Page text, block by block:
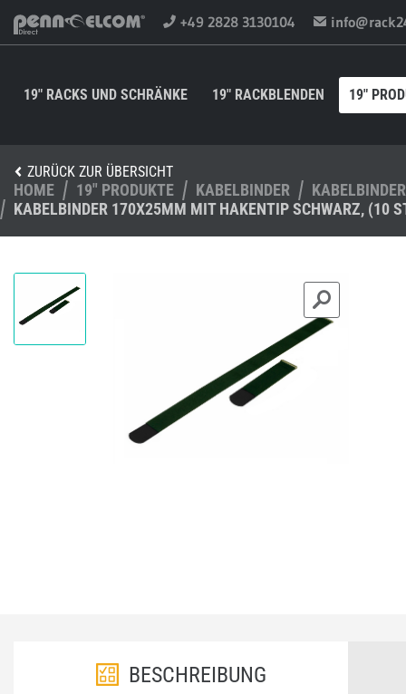
+49 2828 3130104
19" RACKS UND SCHRÄNKE 19" RACKBLENDEN 19"
ZURÜCK ZUR ÜBERSICHT
HOME 19" PRODUKTE KABELBINDER
KABELBINDER 170X25MM MIT HAKENTIP SCHWARZ, (10
BESCHREIBUNG